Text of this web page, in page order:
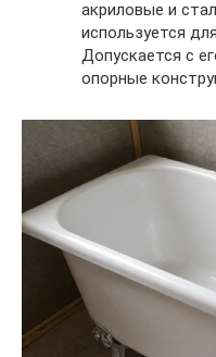
акриловые и
используется
Допускается с
опорные